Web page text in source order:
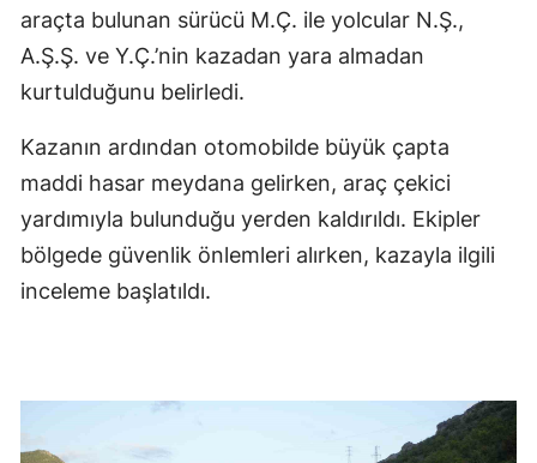
araçta bulunan sürücü M.Ç. ile yolcular N.Ş.,
A.Ş.Ş. ve Y.Ç.’nin kazadan yara almadan
kurtulduğunu belirledi.
Kazanın ardından otomobilde büyük çapta
maddi hasar meydana gelirken, araç çekici
yardımıyla bulunduğu yerden kaldırıldı. Ekipler
bölgede güvenlik önlemleri alırken, kazayla ilgili
inceleme başlatıldı.